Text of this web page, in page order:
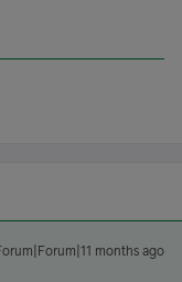
months ago